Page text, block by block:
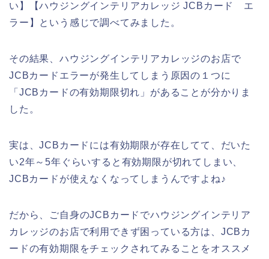
い】【ハウジングインテリアカレッジ JCBカード エ
ラー】という感じで調べてみました。
その結果、ハウジングインテリアカレッジのお店で
JCBカードエラーが発生してしまう原因の１つに
「JCBカードの有効期限切れ」があることが分かりま
した。
実は、JCBカードには有効期限が存在してて、だいた
い2年～5年ぐらいすると有効期限が切れてしまい、
JCBカードが使えなくなってしまうんですよね♪
だから、ご自身のJCBカードでハウジングインテリア
カレッジのお店で利用できず困っている方は、JCBカ
ードの有効期限をチェックされてみることをオススメ